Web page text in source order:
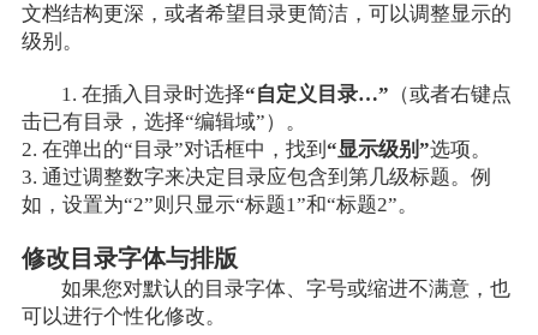
文档结构更深，或者希望目录更简洁，可以调整显示的
级别。
1. 在插入目录时选择“自定义目录…” （或者右键点
击已有目录，选择“编辑域”）。
2. 在弹出的“目录”对话框中，找到 “显示级别”选项。
3. 通过调整数字来决定目录应包含到第几级标题。例
如，设置为“2”则只显示“标题1”和“标题2”。
修改目录字体与排版
如果您对默认的目录字体、字号或缩进不满意，也
可以进行个性化修改。